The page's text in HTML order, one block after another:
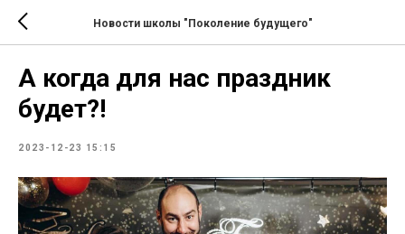
Новости школы "Поколение будущего"
А когда для нас праздник
будет?!
2023-12-23 15:15